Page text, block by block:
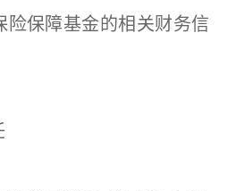
险保障基金的相关财务信